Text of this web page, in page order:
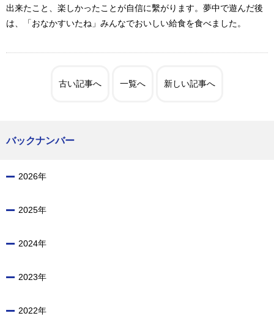
出来たこと、楽しかったことが自信に繫がります。夢中で遊んだ後
は、「おなかすいたね」みんなでおいしい給食を食べました。
古い記事へ 一覧へ 新しい記事へ
バックナンバー
2026年
2025年
2024年
2023年
2022年